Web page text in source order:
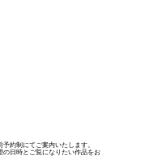
約制にてご案内いたします。
の日時とご覧になりたい作品をお